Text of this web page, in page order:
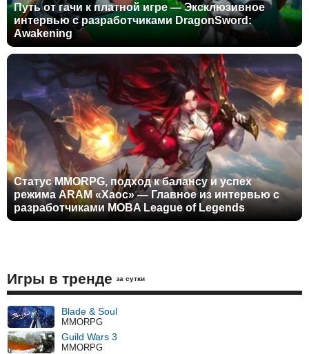
Путь от гачи к платной игре — Эксклюзивное
интервью с разработчиками DragonSword:
Awakening
Статус MMORPG, подход к балансу и успех
режима ARAM «Хаос» — Главное из интервью с
разработчиками MOBA League of Legends
Игры в тренде за сутки
Blade & Soul
MMORPG
Guild Wars 3
MMORPG